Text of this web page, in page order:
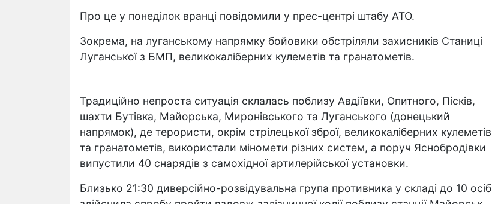
Про це у понеділок вранці повідомили у прес-центрі штабу АТО.
Зокрема, на луганському напрямку бойовики обстріляли захисників Станиці
Луганської з БМП, великокаліберних кулеметів та гранатометів.
Традиційно непроста ситуація склалась поблизу Авдіївки, Опитного, Пісків,
шахти Бутівка, Майорська, Миронівського та Луганського (донецький
напрямок), де терористи, окрім стрілецької зброї, великокаліберних кулеметів
та гранатометів, використали міномети різних систем, а поруч Яснобродівки
випустили 40 снарядів з самохідної артилерійської установки.
Близько 21:30 диверсійно-розвідувальна група противника у складі до 10 осіб